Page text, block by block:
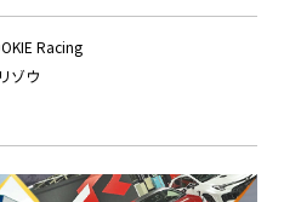
ム
ニュース
ズスポーツ
Racing
ゾウ